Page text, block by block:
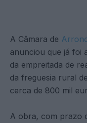
A Câmara de
anunciou que já foi
da empreitada de
da freguesia rural
cerca de 800 mil
A obra, com prazo